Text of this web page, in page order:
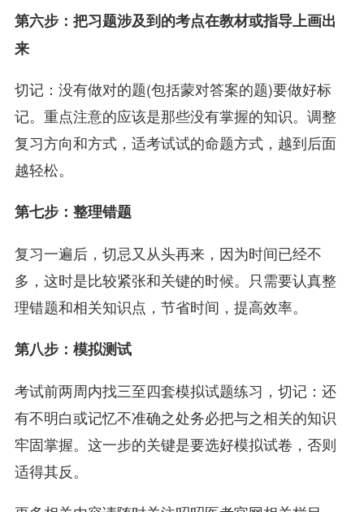
第六步：把习题涉及到的考点在教材或指导上画出
来
切记：没有做对的题(包括蒙对答案的题)要做好标
记。重点注意的应该是那些没有掌握的知识。调整
复习方向和方式，适考试试的命题方式，越到后面
越轻松。
第七步：整理错题
复习一遍后，切忌又从头再来，因为时间已经不
多，这时是比较紧张和关键的时候。只需要认真整
理错题和相关知识点，节省时间，提高效率。
第八步：模拟测试
考试前两周内找三至四套模拟试题练习，切记：还
有不明白或记忆不准确之处务必把与之相关的知识
牢固掌握。这一步的关键是要选好模拟试卷，否则
适得其反。